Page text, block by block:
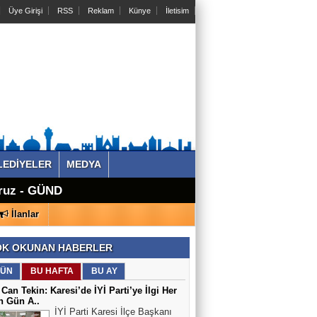
Üye Girişi RSS Reklam Künye İletisim
MEDYA
İçin Yola
- İnternetin
- GÜNDEM
-
İnternetin
BİR
GÜNDEM -
-
Masaya
İlanlar
OKUNAN HABERLER
BU HAFTA BU AY
Tekin: Karesi’de İYİ Parti’ye İlgi Her
Gün A..
İYİ Parti Karesi İlçe Başkanı